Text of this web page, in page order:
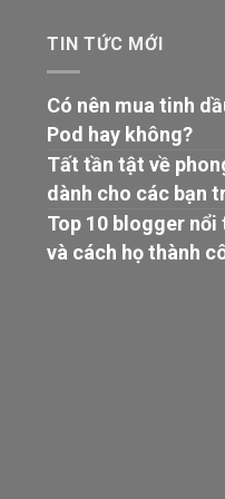
TIN TỨC MỚI
Có nên mua tinh
Pod hay không?
Tất tần tật về
dành cho các bạn
Top 10 blogger
và cách họ thành